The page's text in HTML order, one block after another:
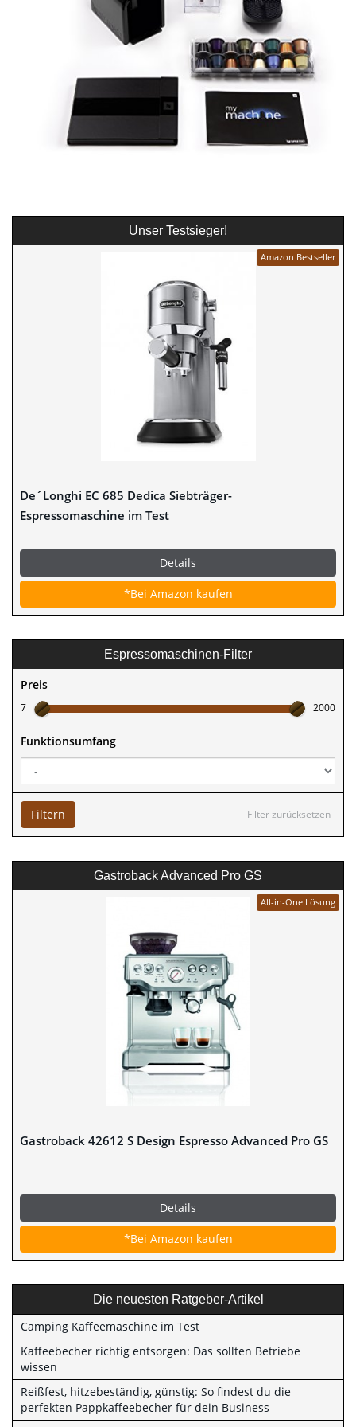
Unser Testsieger!
Amazon Bestseller
De´Longhi EC 685 Dedica Siebträger-
Espressomaschine im Test
Details
*Bei Amazon kaufen
Espressomaschinen-Filter
Preis
7 2000
Funktionsumfang
Filter zurücksetzen
Filtern
Gastroback Advanced Pro GS
All-in-One Lösung
Gastroback 42612 S Design Espresso Advanced Pro GS
Details
*Bei Amazon kaufen
Die neuesten Ratgeber-Artikel
Camping Kaffeemaschine im Test
Kaffeebecher richtig entsorgen: Das sollten Betriebe
wissen
Reißfest, hitzebeständig, günstig: So findest du die
perfekten Pappkaffeebecher für dein Business